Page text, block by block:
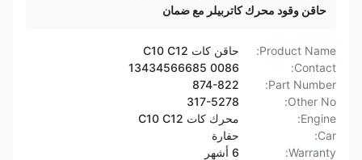
حاقن وقود محرك كاتربيلر مع ضمان
Product Name:
حاقن كات C10 C12
Contact:
0086 13434566685
Part Number:
874-822
Other No:
317-5278
Engine:
محرك كات C10 C12
Car:
حفارة
Warranty:
6 أشهر